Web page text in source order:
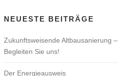
NEUESTE BEITRÄGE
Zukunftsweisende Altbausanierung –
Begleiten Sie uns!
Der Energieausweis